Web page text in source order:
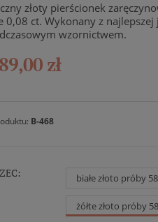
złoty pierścionek
0,08 ct. Wykonany z
wzornictwem.
zł
B-468
białe złoto próby
żółte złoto próby